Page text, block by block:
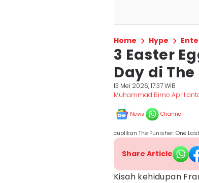
Home Hype
3 Easter
Day di
13 Mei 2026, 17:37 WIB
Muhammad Bimo
News Channel
cuplikan The Punisher: One
Share Article
Kisah kehidupan